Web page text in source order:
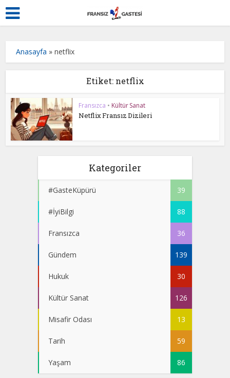
Anasayfa »netflix
Etiket: netflix
Fransızca • Kültür Sanat
Netflix Fransız Dizileri
Kategoriler
#GasteKüpürü 39
#İyiBilgi 88
Fransızca 36
Gündem 139
Hukuk 30
Kültür Sanat 126
Misafir Odası 13
Tarih 59
Yaşam 86